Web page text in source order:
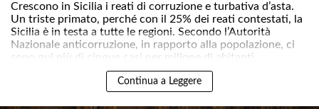
Crescono in Sicilia i reati di corruzione e turbativa d’asta.
Un triste primato, perché con il 25% dei reati contestati, la
Sicilia è in testa a tutte le regioni. Secondo l’Autorità
Nazionale anticorruzione, in rapporto alla popolazione, ci
sono qui più di cinque casi per milione di abitanti..
Continua a Leggere